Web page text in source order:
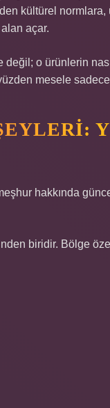
kültürel
açar.
değil; o ürünlerin
mesele
hakkında
biridir. Bölge